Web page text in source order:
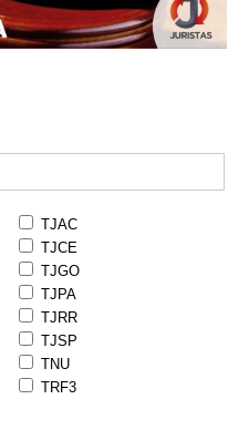
TJAC
TJCE
TJGO
TJPA
TJRR
TJSP
TNU
TRF3